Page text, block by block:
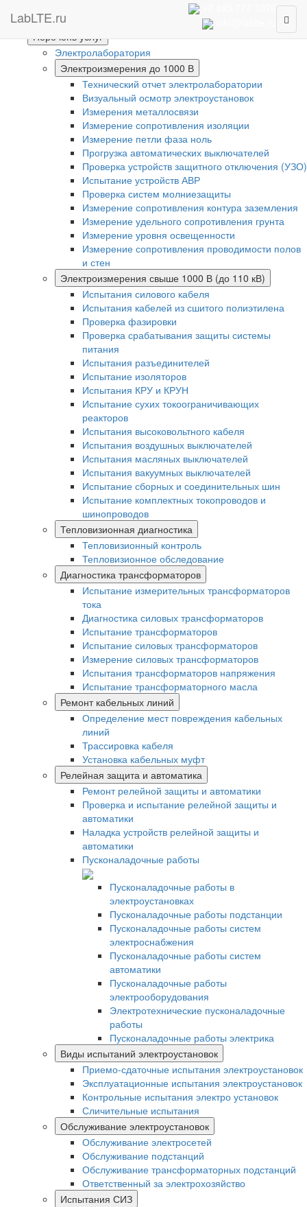
LabLTE.ru
Главная
Перечень услуг
Электролаборатория
Электроизмерения до 1000 В
Технический отчет электролаборатории
Визуальный осмотр электроустановок
Измерения металлосвязи
Измерение сопротивления изоляции
Измерение петли фаза ноль
Прогрузка автоматических выключателей
Проверка устройств защитного отключения (УЗО)
Испытание устройств АВР
Проверка систем молниезащиты
Измерение сопротивления контура заземления
Измерение удельного сопротивления грунта
Измерение уровня освещенности
Измерение сопротивления проводимости полов
и стен
Электроизмерения свыше 1000 В (до 110 кВ)
Испытания силового кабеля
Испытания кабелей из сшитого полиэтилена
Проверка фазировки
Проверка срабатывания защиты системы
питания
Испытания разъединителей
Испытание изоляторов
Испытания КРУ и КРУН
Испытание сухих токоограничивающих
реакторов
Испытания высоковольтного кабеля
Испытания воздушных выключателей
Испытания масляных выключателей
Испытания вакуумных выключателей
Испытание сборных и соединительных шин
Испытание комплектных токопроводов и
шинопроводов
Тепловизионная диагностика
Тепловизионный контроль
Тепловизионное обследование
Диагностика трансформаторов
Испытание измерительных трансформаторов
тока
Диагностика силовых трансформаторов
Испытание трансформаторов
Испытание силовых трансформаторов
Измерение силовых трансформаторов
Испытания трансформаторов напряжения
Испытание трансформаторного масла
Ремонт кабельных линий
Определение мест повреждения кабельных
линий
Трассировка кабеля
Установка кабельных муфт
Релейная защита и автоматика
Ремонт релейной защиты и автоматики
Проверка и испытание релейной защиты и
автоматики
Наладка устройств релейной защиты и
автоматики
Пусконаладочные работы
Пусконаладочные работы в
электроустановках
Пусконаладочные работы подстанции
Пусконаладочные работы систем
электроснабжения
Пусконаладочные работы систем
автоматики
Пусконаладочные работы
электрооборудования
Электротехнические пусконаладочные
работы
Пусконаладочные работы электрика
Виды испытаний электроустановок
Приемо-сдаточные испытания электроустановок
Эксплуатационные испытания электроустановок
Контрольные испытания электро установок
Сличительные испытания
Обслуживание электроустановок
Обслуживание электросетей
Обслуживание подстанций
Обслуживание трансформаторных подстанций
Ответственный за электрохозяйство
Испытания СИЗ